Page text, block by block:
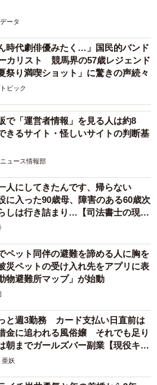
ータ
時代劇俳優みたく…」国民的バンド
カリスト 競馬界の57歳レジェンド
祭り満喫ショット」に驚きの声続々
ピック
で「運営者情報」を見る人は約8
るサイト・怪しいサイトの判断基
ュース情報部
人にしてきたんです、帰らない
入った90歳母、障害のある60歳次
しは行き詰まり…【司法書士の現場
ペット同伴の避難を諦める人に胸を
ペットの受け入れ先をアプリに表
物避難所マップ」が始動
と週3勤務 カード支払い日直前は
金に追われる風俗嬢 それでも足り
朝までガールズバー副業【現役キャ
】
亜妖